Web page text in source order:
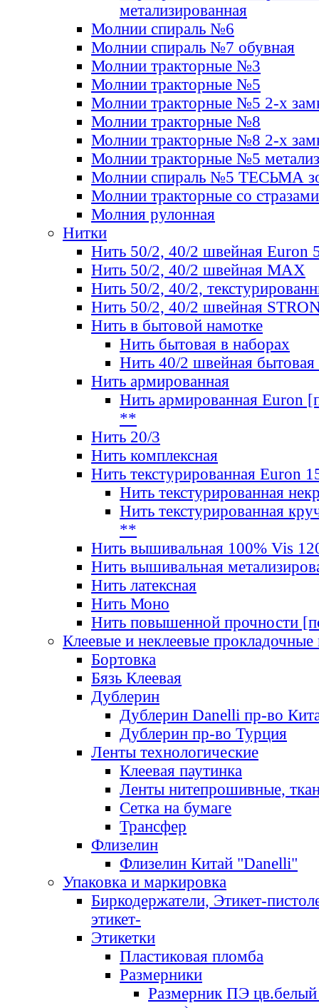
метализированная
Молнии спираль №6
Молнии спираль №7 обувная
Молнии тракторные №3
Молнии тракторные №5
Молнии тракторные №5 2-х
Молнии тракторные №8
Молнии тракторные №8 2-х
Молнии тракторные №5
Молнии спираль №5 ТЕСЬМА
Молнии тракторные со стразами
Молния рулонная
Нитки
Нить 50/2, 40/2 швейная Euron
Нить 50/2, 40/2 швейная МАХ
Нить 50/2, 40/2,
Нить 50/2, 40/2 швейная
Нить в бытовой намотке
Нить бытовая в наборах
Нить 40/2 швейная бытовая
Нить армированная
Нить армированная Euron
**
Нить 20/3
Нить комплексная
Нить текстурированная Euron
Нить текстурированная
Нить текстурированная
**
Нить вышивальная 100% Vis
Нить вышивальная
Нить латексная
Нить Моно
Нить повышенной прочности
Клеевые и неклеевые прокладочные
Бортовка
Бязь Клеевая
Дублерин
Дублерин Danelli пр-во
Дублерин пр-во Турция
Ленты технологические
Клеевая паутинка
Ленты нитепрошивные,
Сетка на бумаге
Трансфер
Флизелин
Флизелин Китай "Danelli"
Упаковка и маркировка
Биркодержатели, Этикет-
этикет-
Этикетки
Пластиковая пломба
Размерники
Размерник ПЭ цв.белый